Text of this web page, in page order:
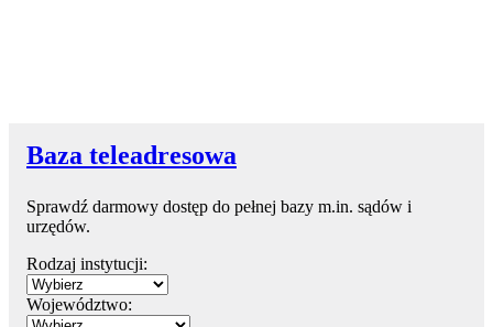
Baza teleadresowa
Sprawdź darmowy dostęp do pełnej bazy m.in. sądów i
urzędów.
Rodzaj instytucji:
Województwo: